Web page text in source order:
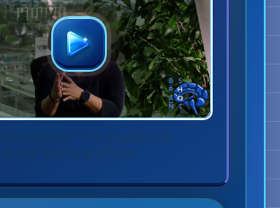
vérification